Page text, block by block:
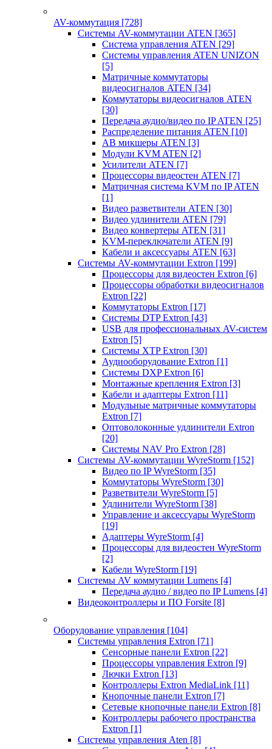
AV-коммутация [728]
Системы AV-коммутации ATEN [365]
Система управления ATEN [29]
Системы управления ATEN UNIZON
[5]
Матричные коммутаторы
видеосигналов ATEN [34]
Коммутаторы видеосигналов ATEN
[30]
Передача аудио/видео по IP ATEN [25]
Распределение питания ATEN [10]
АВ микшеры ATEN [3]
Модули KVM ATEN [2]
Усилители ATEN [7]
Процессоры видеостен ATEN [7]
Матричная система KVM по IP ATEN
[1]
Видео разветвители ATEN [30]
Видео удлинители ATEN [79]
Видео конвертеры ATEN [31]
KVM-переключатели ATEN [9]
Кабели и аксессуары ATEN [63]
Системы AV-коммутации Extron [199]
Процессоры для видеостен Extron [6]
Процессоры обработки видеосигналов
Extron [22]
Коммутаторы Extron [17]
Системы DTP Extron [43]
USB для профессиональных AV-систем
Extron [5]
Системы XTP Extron [30]
Аудиооборудование Extron [1]
Системы DXP Extron [6]
Монтажные крепления Extron [3]
Кабели и адаптеры Extron [11]
Модульные матричные коммутаторы
Extron [7]
Оптоволоконные удлинители Extron
[20]
Системы NAV Pro Extron [28]
Системы AV-коммутации WyreStorm [152]
Видео по IP WyreStorm [35]
Коммутаторы WyreStorm [30]
Разветвители WyreStorm [5]
Удлинители WyreStorm [38]
Управление и аксессуары WyreStorm
[19]
Адаптеры WyreStorm [4]
Процессоры для видеостен WyreStorm
[2]
Кабели WyreStorm [19]
Системы AV коммутации Lumens [4]
Передача аудио / видео по IP Lumens [4]
Видеоконтроллеры и ПО Forsite [8]
Оборудование управления [104]
Системы управления Extron [71]
Сенсорные панели Extron [22]
Процессоры управления Extron [9]
Лючки Extron [13]
Контроллеры Extron MediaLink [11]
Кнопочные панели Extron [7]
Сетевые кнопочные панели Extron [8]
Контроллеры рабочего пространства
Extron [1]
Системы управления Aten [8]